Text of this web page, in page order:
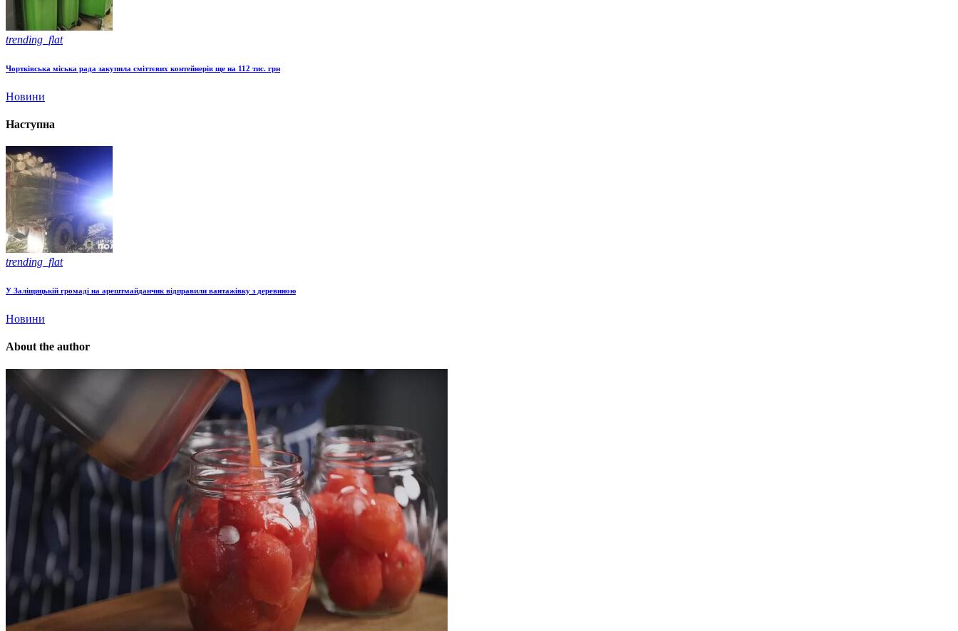
trending_flat
Чортківська міська рада закупила сміттєвих контейнерів ще на 112 тис. грн
Новини
Наступна
trending_flat
У Заліщицькій громаді на арештмайданчик відправили вантажівку з деревиною
Новини
About the author